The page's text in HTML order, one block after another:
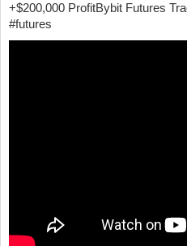
+$200,000 ProfitBybit Futures
#futures